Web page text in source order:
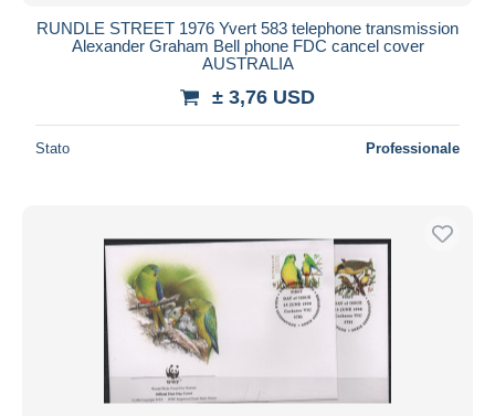
RUNDLE STREET 1976 Yvert 583 telephone transmission
Alexander Graham Bell phone FDC cancel cover
AUSTRALIA
± 3,76 USD
Stato Professionale